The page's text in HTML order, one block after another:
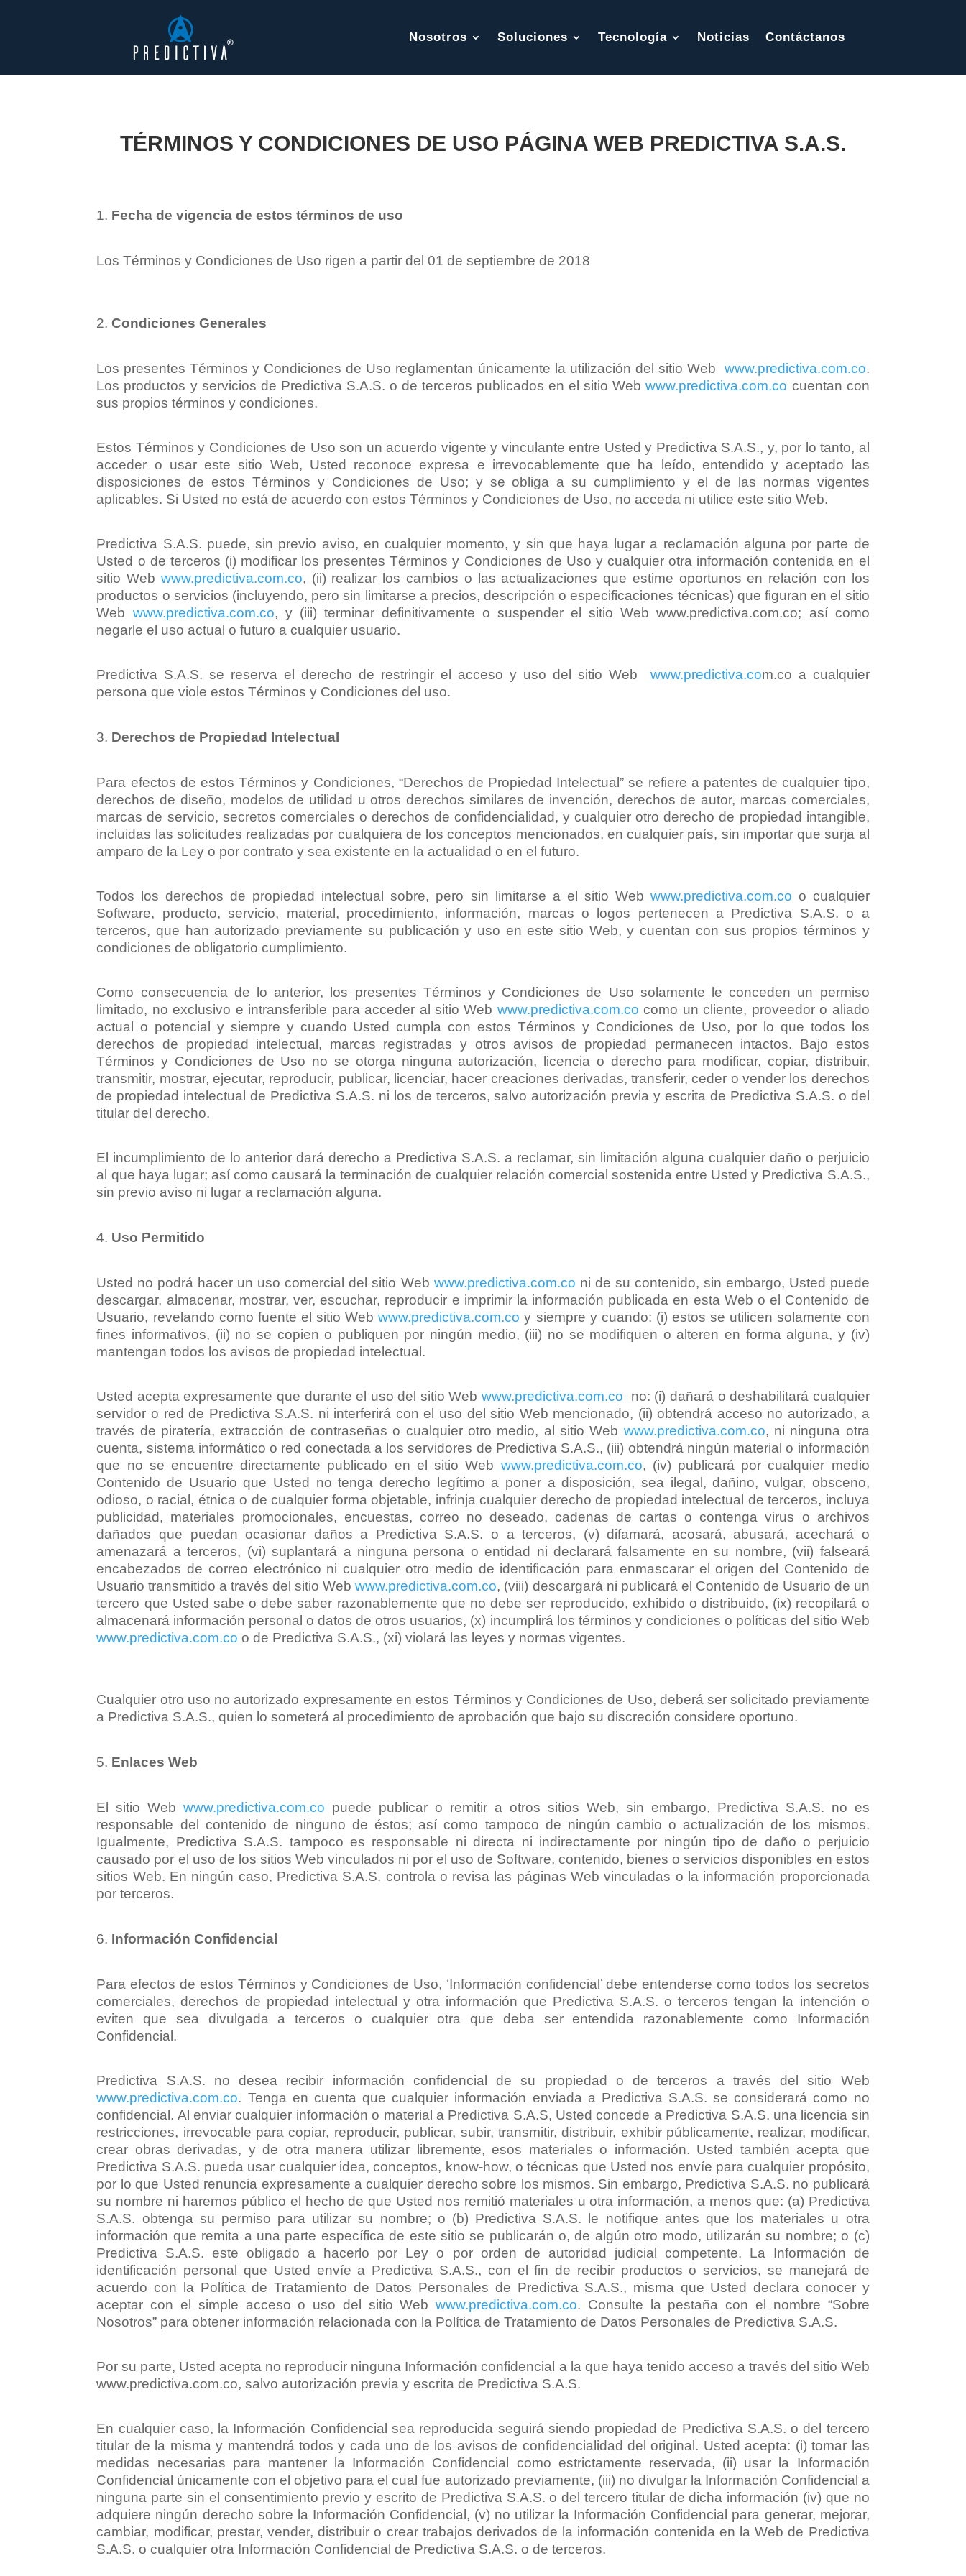
Nosotros Soluciones Tecnología Noticias Contáctanos
TÉRMINOS Y CONDICIONES DE USO PÁGINA WEB PREDICTIVA S.A.S.
Fecha de vigencia de estos términos de uso
Los Términos y Condiciones de Uso rigen a partir del 01 de septiembre de 2018
Condiciones Generales
Los presentes Términos y Condiciones de Uso reglamentan únicamente la utilización del sitio Web www.predictiva.com.co.
Los productos y servicios de Predictiva S.A.S. o de terceros publicados en el sitio Webwww.predictiva.com.co cuentan con
sus propios términos y condiciones.
Estos Términos y Condiciones de Uso son un acuerdo vigente y vinculante entre Usted y Predictiva S.A.S., y, por lo tanto, al
acceder o usar este sitio Web, Usted reconoce expresa e irrevocablemente que ha leído, entendido y aceptado las
disposiciones de estos Términos y Condiciones de Uso; y se obliga a su cumplimiento y el de las normas vigentes
aplicables. Si Usted no está de acuerdo con estos Términos y Condiciones de Uso, no acceda ni utilice este sitio Web.
Predictiva S.A.S. puede, sin previo aviso, en cualquier momento, y sin que haya lugar a reclamación alguna por parte de
Usted o de terceros (i) modificar los presentes Términos y Condiciones de Uso y cualquier otra información contenida en el
sitio Web www.predictiva.com.co, (ii) realizar los cambios o las actualizaciones que estime oportunos en relación con los
productos o servicios (incluyendo, pero sin limitarse a precios, descripción o especificaciones técnicas) que figuran en el sitio
Web www.predictiva.com.co, y (iii) terminar definitivamente o suspender el sitio Web www.predictiva.com.co; así como
negarle el uso actual o futuro a cualquier usuario.
Predictiva S.A.S. se reserva el derecho de restringir el acceso y uso del sitio Web www.predictiva.com.co a cualquier
persona que viole estos Términos y Condiciones del uso.
Derechos de Propiedad Intelectual
Para efectos de estos Términos y Condiciones, “Derechos de Propiedad Intelectual” se refiere a patentes de cualquier tipo,
derechos de diseño, modelos de utilidad u otros derechos similares de invención, derechos de autor, marcas comerciales,
marcas de servicio, secretos comerciales o derechos de confidencialidad, y cualquier otro derecho de propiedad intangible,
incluidas las solicitudes realizadas por cualquiera de los conceptos mencionados, en cualquier país, sin importar que surja al
amparo de la Ley o por contrato y sea existente en la actualidad o en el futuro.
Todos los derechos de propiedad intelectual sobre, pero sin limitarse a el sitio Web www.predictiva.com.co o cualquier
Software, producto, servicio, material, procedimiento, información, marcas o logos pertenecen a Predictiva S.A.S. o a
terceros, que han autorizado previamente su publicación y uso en este sitio Web, y cuentan con sus propios términos y
condiciones de obligatorio cumplimiento.
Como consecuencia de lo anterior, los presentes Términos y Condiciones de Uso solamente le conceden un permiso
limitado, no exclusivo e intransferible para acceder al sitio Web www.predictiva.com.co como un cliente, proveedor o aliado
actual o potencial y siempre y cuando Usted cumpla con estos Términos y Condiciones de Uso, por lo que todos los
derechos de propiedad intelectual, marcas registradas y otros avisos de propiedad permanecen intactos. Bajo estos
Términos y Condiciones de Uso no se otorga ninguna autorización, licencia o derecho para modificar, copiar, distribuir,
transmitir, mostrar, ejecutar, reproducir, publicar, licenciar, hacer creaciones derivadas, transferir, ceder o vender los derechos
de propiedad intelectual de Predictiva S.A.S. ni los de terceros, salvo autorización previa y escrita de Predictiva S.A.S. o del
titular del derecho.
El incumplimiento de lo anterior dará derecho a Predictiva S.A.S. a reclamar, sin limitación alguna cualquier daño o perjuicio
al que haya lugar; así como causará la terminación de cualquier relación comercial sostenida entre Usted y Predictiva S.A.S.,
sin previo aviso ni lugar a reclamación alguna.
Uso Permitido
Usted no podrá hacer un uso comercial del sitio Web www.predictiva.com.co ni de su contenido, sin embargo, Usted puede
descargar, almacenar, mostrar, ver, escuchar, reproducir e imprimir la información publicada en esta Web o el Contenido de
Usuario, revelando como fuente el sitio Webwww.predictiva.com.co y siempre y cuando: (i) estos se utilicen solamente con
fines informativos, (ii) no se copien o publiquen por ningún medio, (iii) no se modifiquen o alteren en forma alguna, y (iv)
mantengan todos los avisos de propiedad intelectual.
Usted acepta expresamente que durante el uso del sitio Web www.predictiva.com.co no: (i) dañará o deshabilitará cualquier
servidor o red de Predictiva S.A.S. ni interferirá con el uso del sitio Web mencionado, (ii) obtendrá acceso no autorizado, a
través de piratería, extracción de contraseñas o cualquier otro medio, al sitio Web www.predictiva.com.co, ni ninguna otra
cuenta, sistema informático o red conectada a los servidores de Predictiva S.A.S., (iii) obtendrá ningún material o información
que no se encuentre directamente publicado en el sitio Web www.predictiva.com.co, (iv) publicará por cualquier medio
Contenido de Usuario que Usted no tenga derecho legítimo a poner a disposición, sea ilegal, dañino, vulgar, obsceno,
odioso, o racial, étnica o de cualquier forma objetable, infrinja cualquier derecho de propiedad intelectual de terceros, incluya
publicidad, materiales promocionales, encuestas, correo no deseado, cadenas de cartas o contenga virus o archivos
dañados que puedan ocasionar daños a Predictiva S.A.S. o a terceros, (v) difamará, acosará, abusará, acechará o
amenazará a terceros, (vi) suplantará a ninguna persona o entidad ni declarará falsamente en su nombre, (vii) falseará
encabezados de correo electrónico ni cualquier otro medio de identificación para enmascarar el origen del Contenido de
Usuario transmitido a través del sitio Webwww.predictiva.com.co, (viii) descargará ni publicará el Contenido de Usuario de un
tercero que Usted sabe o debe saber razonablemente que no debe ser reproducido, exhibido o distribuido, (ix) recopilará o
almacenará información personal o datos de otros usuarios, (x) incumplirá los términos y condiciones o políticas del sitio Web
www.predictiva.com.co o de Predictiva S.A.S., (xi) violará las leyes y normas vigentes.
Cualquier otro uso no autorizado expresamente en estos Términos y Condiciones de Uso, deberá ser solicitado previamente
a Predictiva S.A.S., quien lo someterá al procedimiento de aprobación que bajo su discreción considere oportuno.
Enlaces Web
El sitio Webwww.predictiva.com.co puede publicar o remitir a otros sitios Web, sin embargo, Predictiva S.A.S. no es
responsable del contenido de ninguno de éstos; así como tampoco de ningún cambio o actualización de los mismos.
Igualmente, Predictiva S.A.S. tampoco es responsable ni directa ni indirectamente por ningún tipo de daño o perjuicio
causado por el uso de los sitios Web vinculados ni por el uso de Software, contenido, bienes o servicios disponibles en estos
sitios Web. En ningún caso, Predictiva S.A.S. controla o revisa las páginas Web vinculadas o la información proporcionada
por terceros.
Información Confidencial
Para efectos de estos Términos y Condiciones de Uso, ‘Información confidencial’ debe entenderse como todos los secretos
comerciales, derechos de propiedad intelectual y otra información que Predictiva S.A.S. o terceros tengan la intención o
eviten que sea divulgada a terceros o cualquier otra que deba ser entendida razonablemente como Información
Confidencial.
Predictiva S.A.S. no desea recibir información confidencial de su propiedad o de terceros a través del sitio Web
www.predictiva.com.co. Tenga en cuenta que cualquier información enviada a Predictiva S.A.S. se considerará como no
confidencial. Al enviar cualquier información o material a Predictiva S.A.S, Usted concede a Predictiva S.A.S. una licencia sin
restricciones, irrevocable para copiar, reproducir, publicar, subir, transmitir, distribuir, exhibir públicamente, realizar, modificar,
crear obras derivadas, y de otra manera utilizar libremente, esos materiales o información. Usted también acepta que
Predictiva S.A.S. pueda usar cualquier idea, conceptos, know-how, o técnicas que Usted nos envíe para cualquier propósito,
por lo que Usted renuncia expresamente a cualquier derecho sobre los mismos. Sin embargo, Predictiva S.A.S. no publicará
su nombre ni haremos público el hecho de que Usted nos remitió materiales u otra información, a menos que: (a) Predictiva
S.A.S. obtenga su permiso para utilizar su nombre; o (b) Predictiva S.A.S. le notifique antes que los materiales u otra
información que remita a una parte específica de este sitio se publicarán o, de algún otro modo, utilizarán su nombre; o (c)
Predictiva S.A.S. este obligado a hacerlo por Ley o por orden de autoridad judicial competente. La Información de
identificación personal que Usted envíe a Predictiva S.A.S., con el fin de recibir productos o servicios, se manejará de
acuerdo con la Política de Tratamiento de Datos Personales de Predictiva S.A.S., misma que Usted declara conocer y
aceptar con el simple acceso o uso del sitio Webwww.predictiva.com.co. Consulte la pestaña con el nombre “Sobre
Nosotros” para obtener información relacionada con la Política de Tratamiento de Datos Personales de Predictiva S.A.S.
Por su parte, Usted acepta no reproducir ninguna Información confidencial a la que haya tenido acceso a través del sitio Web
www.predictiva.com.co, salvo autorización previa y escrita de Predictiva S.A.S.
En cualquier caso, la Información Confidencial sea reproducida seguirá siendo propiedad de Predictiva S.A.S. o del tercero
titular de la misma y mantendrá todos y cada uno de los avisos de confidencialidad del original. Usted acepta: (i) tomar las
medidas necesarias para mantener la Información Confidencial como estrictamente reservada, (ii) usar la Información
Confidencial únicamente con el objetivo para el cual fue autorizado previamente, (iii) no divulgar la Información Confidencial a
ninguna parte sin el consentimiento previo y escrito de Predictiva S.A.S. o del tercero titular de dicha información (iv) que no
adquiere ningún derecho sobre la Información Confidencial, (v) no utilizar la Información Confidencial para generar, mejorar,
cambiar, modificar, prestar, vender, distribuir o crear trabajos derivados de la información contenida en la Web de Predictiva
S.A.S. o cualquier otra Información Confidencial de Predictiva S.A.S. o de terceros.